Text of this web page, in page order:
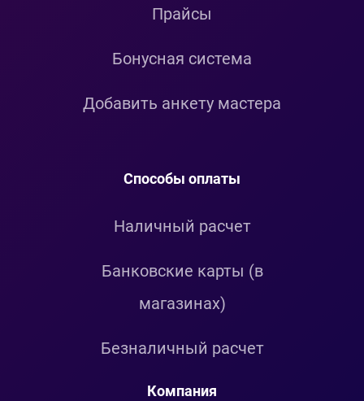
Прайсы
Бонусная система
Добавить анкету мастера
Способы оплаты
Наличный расчет
Банковские карты (в
магазинах)
Безналичный расчет
Компания